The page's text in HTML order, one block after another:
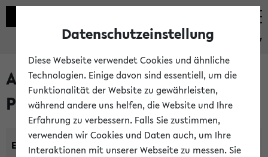
eKVV
Alle noch stattfindenden
Prüfungen
Einrichtung:
Datenschutzeinstellung
Diese Webseite verwendet Cookies und ähnliche
Technologien. Einige davon sind essentiell, um die
Funktionalität der Website zu gewährleisten,
während andere uns helfen, die Website und Ihre
Erfahrung zu verbessern. Falls Sie zustimmen,
verwenden wir Cookies und Daten auch, um Ihre
Interaktionen mit unserer Webseite zu messen. Sie